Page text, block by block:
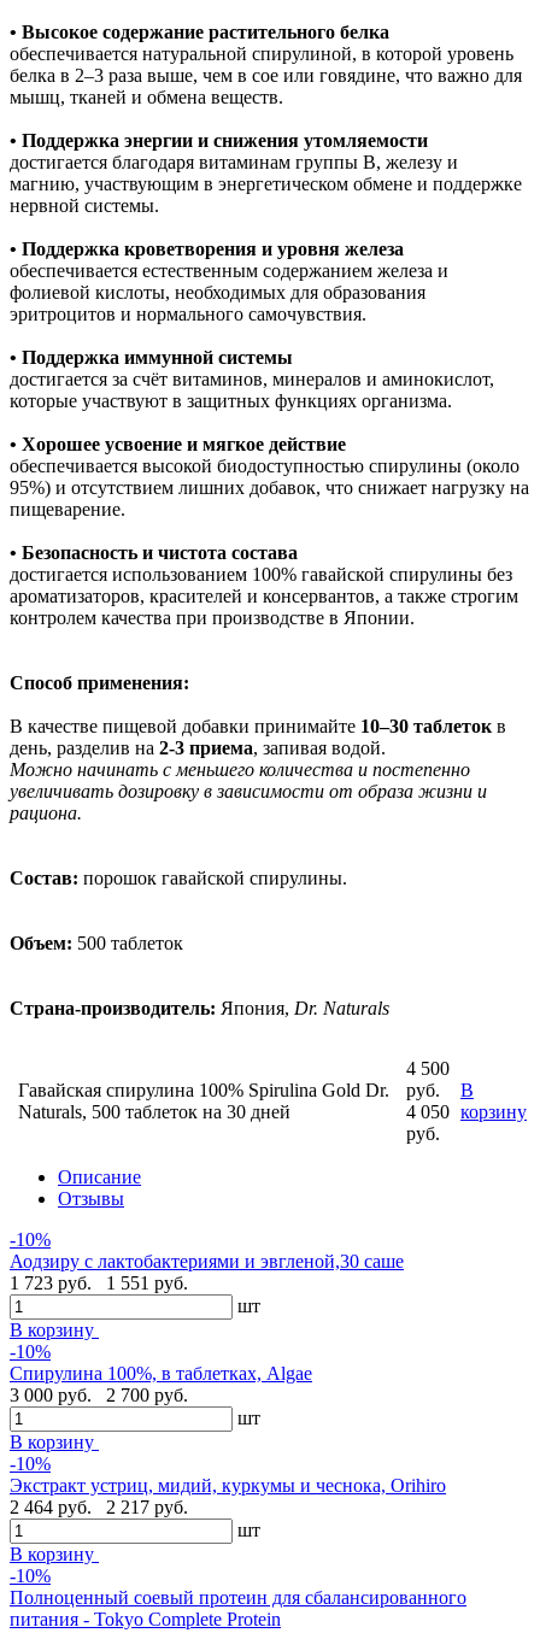
• Высокое содержание растительного белка
обеспечивается натуральной спирулиной, в которой уровень
белка в 2–3 раза выше, чем в сое или говядине, что важно для
мышц, тканей и обмена веществ.
• Поддержка энергии и снижения утомляемости
достигается благодаря витаминам группы B, железу и
магнию, участвующим в энергетическом обмене и поддержке
нервной системы.
• Поддержка кроветворения и уровня железа
обеспечивается естественным содержанием железа и
фолиевой кислоты, необходимых для образования
эритроцитов и нормального самочувствия.
• Поддержка иммунной системы
достигается за счёт витаминов, минералов и аминокислот,
которые участвуют в защитных функциях организма.
• Хорошее усвоение и мягкое действие
обеспечивается высокой биодоступностью спирулины (около
95%) и отсутствием лишних добавок, что снижает нагрузку на
пищеварение.
• Безопасность и чистота состава
достигается использованием 100% гавайской спирулины без
ароматизаторов, красителей и консервантов, а также строгим
контролем качества при производстве в Японии.
Способ применения:
В качестве пищевой добавки принимайте 10–30 таблеток в
день, разделив на 2-3 приема, запивая водой.
Можно начинать с меньшего количества и постепенно
увеличивать дозировку в зависимости от образа жизни и
рациона.
Состав: порошок гавайской спирулины.
Объем: 500 таблеток
Страна-производитель: Япония, Dr. Naturals
Гавайская спирулина 100% Spirulina Gold Dr.
Naturals, 500 таблеток на 30 дней
4 500
руб.
4 050
руб.
В
корзину
Описание
Отзывы
-10%
Аодзиру с лактобактериями и эвгленой,30 саше
1 723 руб.
1 551 руб.
шт
В корзину
-10%
Спирулина 100%, в таблетках, Algae
3 000 руб.
2 700 руб.
шт
В корзину
-10%
Экстракт устриц, мидий, куркумы и чеснока, Orihiro
2 464 руб.
2 217 руб.
шт
В корзину
-10%
Полноценный соевый протеин для сбалансированного
питания - Tokyo Complete Protein